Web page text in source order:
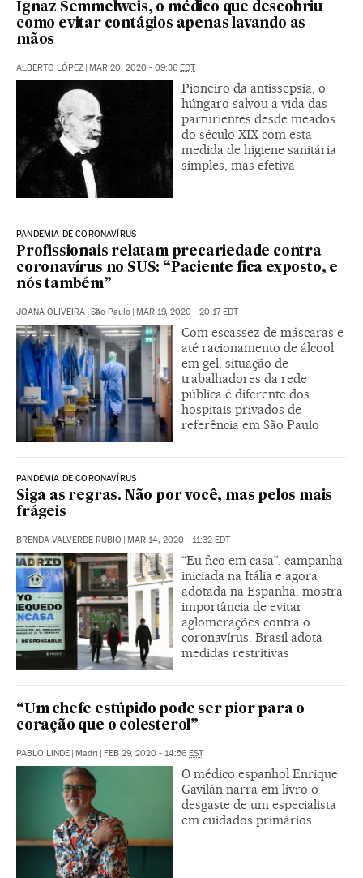
Ignaz Semmelweis, o médico que descobriu
como evitar contágios apenas lavando as
mãos
ALBERTO LÓPEZ | MAR 20, 2020 - 09:36 EDT
Pioneiro da antissepsia, o
húngaro salvou a vida das
parturientes desde meados
do século XIX com esta
medida de higiene sanitária
simples, mas efetiva
PANDEMIA DE CORONAVÍRUS
Profissionais relatam precariedade contra
coronavírus no SUS: “Paciente fica exposto, e
nós também”
JOANA OLIVEIRA | São Paulo | MAR 19, 2020 - 20:17EDT
Com escassez de máscaras e
até racionamento de álcool
em gel, situação de
trabalhadores da rede
pública é diferente dos
hospitais privados de
referência em São Paulo
PANDEMIA DE CORONAVÍRUS
Siga as regras. Não por você, mas pelos mais
frágeis
BRENDA VALVERDE RUBIO | MAR 14, 2020 - 11:32 EDT
“Eu fico em casa”, campanha
iniciada na Itália e agora
adotada na Espanha, mostra
importância de evitar
aglomerações contra o
coronavírus. Brasil adota
medidas restritivas
“Um chefe estúpido pode ser pior para o
coração que o colesterol”
PABLO LINDE | Madri | FEB 29, 2020 - 14:56 EST
O médico espanhol Enrique
Gavilán narra em livro o
desgaste de um especialista
em cuidados primários